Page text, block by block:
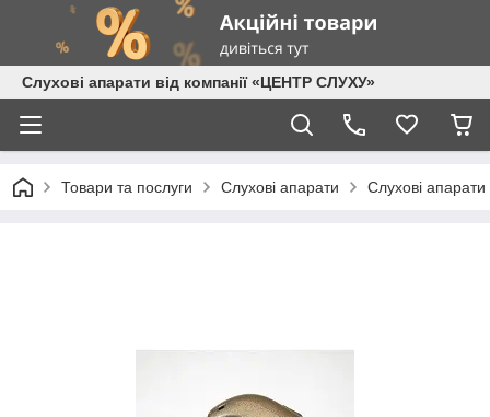
Слухові апарати від компанії «ЦЕНТР СЛУХУ»
Товари та послуги Слухові апарати Слухові